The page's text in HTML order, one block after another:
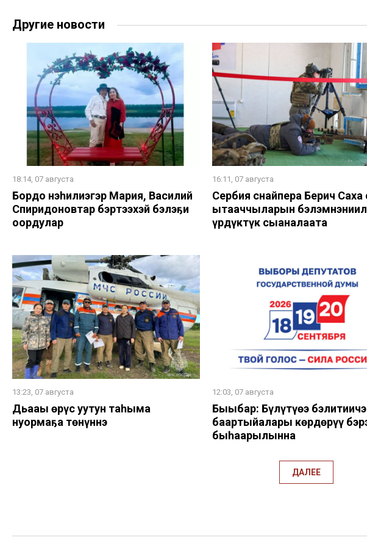
Другие новости
18:14, 07 августа
Бордоҥ нэһилиэгэр Мария, Василий
Спиридоновтар бэртээхэй бэлэҕи
оҥордулар
16:11, 07 августа
Сербия снайпера Берич Саха
ытааччыларын
үрдүктүк сыаналаата
13:23, 07 августа
Дьааҥы өрүс уутун таһыма
нуормаҕа төнүннэ
12:03, 07 августа
Быыбар: Бүлүтүөҥҥэ
баартыйалары көрдөрүү
быһаарылынна
ДАЛЕЕ